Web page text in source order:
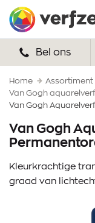
naar
content
HOME
VERF
VERFSETS
TEKENEN
VERFSPULLEN
Bel ons
Home Assortiment
Van Gogh aquarelverf
Van Gogh
Van Gogh
Kleurkrachtige
graad van